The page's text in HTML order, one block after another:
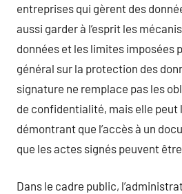
entreprises qui gèrent des
aussi garder à l’esprit les
données et les limites imposées
général sur la protection des
signature ne remplace pas les
de confidentialité, mais elle peut
démontrant que l’accès à un
que les actes signés peuvent
Dans le cadre public,